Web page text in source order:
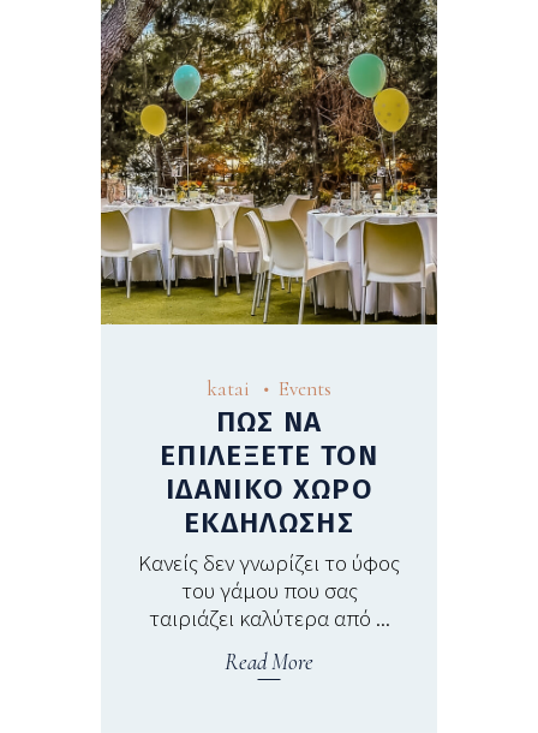
katai Events
ΠΩΣ ΝΑ
ΕΠΙΛΕΞΕΤΕ ΤΟΝ
ΙΔΑΝΙΚΟ ΧΩΡΟ
ΕΚΔΗΛΩΣΗΣ
Κανείς δεν γνωρίζει το ύφος
του γάμου που σας
ταιριάζει καλύτερα από
Read More